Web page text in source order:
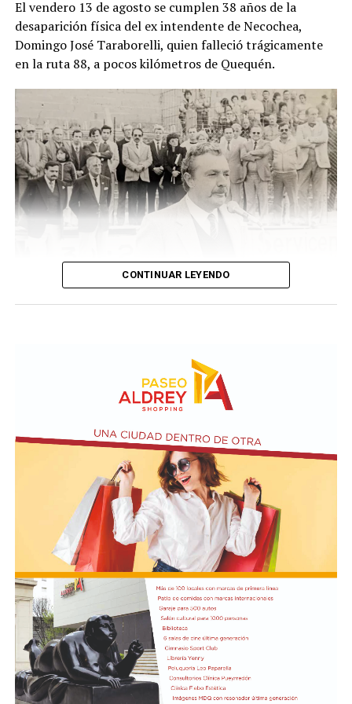
cuando un hombre que recorría la zona junto a sus
perros advirtió una bolsa ubicada junto a una zanja.
Alertado por el comportamiento de los animales, se
acercó y comprobó que contenía restos humanos. DIB
El vendero 13 de agosto se cumplen 38 años de la
desaparición física del ex intendente de Necochea,
Domingo José Taraborelli, quien falleció trágicamente
en la ruta 88, a pocos kilómetros de Quequén.
El vendero 13 de agosto se cumplen 38 años de la
desaparición física del ex intendente de Necochea,
en la ruta 88, a pocos kilómetros de Quequén.
Junto con el intendente de Necochea habían muerto
tres docentes que, luego se supo, habían subido a su
automóvil pocos kilómetros antes, donde se hallaban
haciendo dedo. La colisión frontal resultó letal: sólo
sobrevivió el chofer del camión.
El hall del Palacio Comunal fue el lugar donde velaron
sus restos y ante el cual desfiló todo el arco político de
aquel momento, incluyendo a la camada de jóvenes que
habían dado sus primeros pasos en el peronismo, bajo
el liderazgo de “Coco” Taraborelli como conductor. Y el
vicegobernador Luis Macaya, que acompañó sus restos
hasta la despedida final.
CONTINUAR LEYENDO